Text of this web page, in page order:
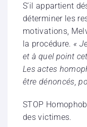
S’il appartient
déterminer les
motivations,
la procédure. «
et à quel point
Les actes
être dénoncés,
STOP
des victimes.